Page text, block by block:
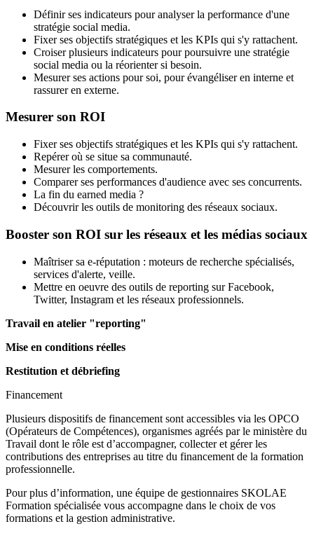
Définir ses indicateurs pour analyser la performance d'une
stratégie social media.
Fixer ses objectifs stratégiques et les KPIs qui s'y rattachent.
Croiser plusieurs indicateurs pour poursuivre une stratégie
social media ou la réorienter si besoin.
Mesurer ses actions pour soi, pour évangéliser en interne et
rassurer en externe.
Mesurer son ROI
Fixer ses objectifs stratégiques et les KPIs qui s'y rattachent.
Repérer où se situe sa communauté.
Mesurer les comportements.
Comparer ses performances d'audience avec ses concurrents.
La fin du earned media ?
Découvrir les outils de monitoring des réseaux sociaux.
Booster son ROI sur les réseaux et les médias sociaux
Maîtriser sa e-réputation : moteurs de recherche spécialisés,
services d'alerte, veille.
Mettre en oeuvre des outils de reporting sur Facebook,
Twitter, Instagram et les réseaux professionnels.
Travail en atelier "reporting"
Mise en conditions réelles
Restitution et débriefing
Financement
Plusieurs dispositifs de financement sont accessibles via les OPCO
(Opérateurs de Compétences), organismes agréés par le ministère du
Travail dont le rôle est d’accompagner, collecter et gérer les
contributions des entreprises au titre du financement de la formation
professionnelle.
Pour plus d’information, une équipe de gestionnaires SKOLAE
Formation spécialisée vous accompagne dans le choix de vos
formations et la gestion administrative.